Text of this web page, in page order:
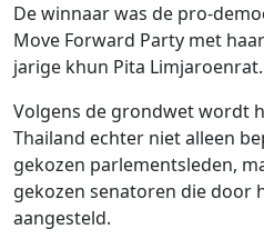
De winnaar was de pro-
Move Forward Party met
jarige khun Pita Limjaroenrat.
Volgens de grondwet wordt
Thailand echter niet alleen
gekozen parlementsleden,
gekozen senatoren die door
aangesteld.